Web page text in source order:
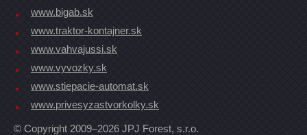
www.bigab.sk
www.traktor-kontajner.sk
www.vahvajussi.sk
www.vyvozky.sk
www.stiepacie-automat.sk
www.privesyzastvorkolky.sk
© Copyright 2009–2026 JPJ Forest, s.r.o.